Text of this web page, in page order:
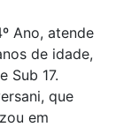
Ano, atende
de idade,
Sub 17.
que
em